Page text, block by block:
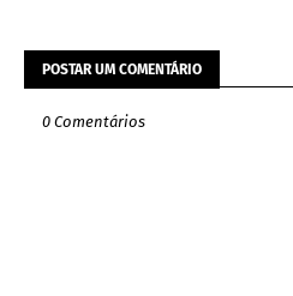
POSTAR UM COMENTÁRIO
0 Comentários